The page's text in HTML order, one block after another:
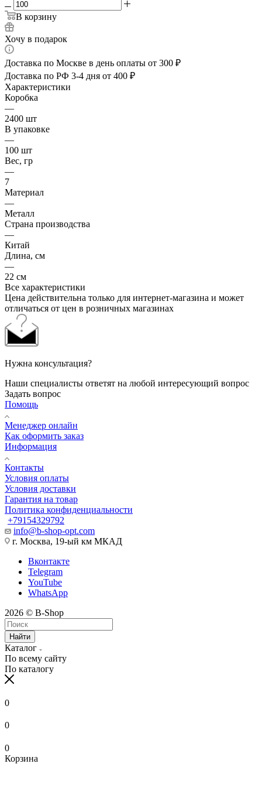
В корзину
Хочу в подарок
Доставка по Москве в день оплаты от 300 ₽
Доставка по РФ 3-4 дня от 400 ₽
Характеристики
Коробка
—
2400 шт
В упаковке
—
100 шт
Вес, гр
—
7
Материал
—
Металл
Страна производства
—
Китай
Длина, см
—
22 см
Все характеристики
Цена действительна только для интернет-магазина и может
отличаться от цен в розничных магазинах
Нужна консультация?
Наши специалисты ответят на любой интересующий вопрос
Задать вопрос
Помощь
Менеджер онлайн
Как оформить заказ
Информация
Контакты
Условия оплаты
Условия доставки
Гарантия на товар
Политика конфиденциальности
+79154329792
info@b-shop-opt.com
г. Москва, 19-ый км МКАД
Вконтакте
Telegram
YouTube
WhatsApp
2026 © B-Shop
Найти
Каталог
По всему сайту
По каталогу
0
0
0
Корзина